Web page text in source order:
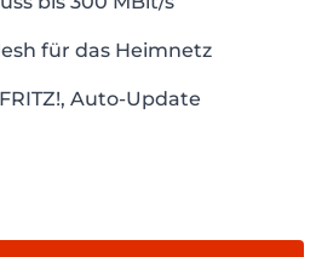
für das Heimnetz
Auto-Update